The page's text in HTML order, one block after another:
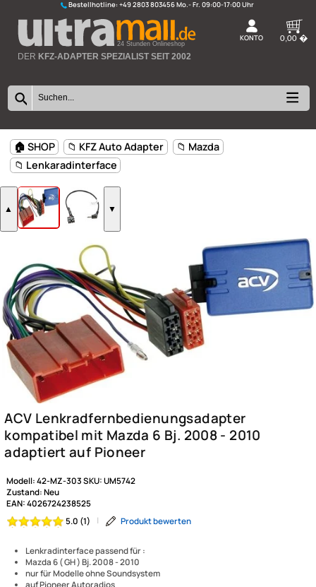
Bestellhotline:+49 2803 803456
24 Stunden Onlineshop
🏠 SHOP 📁 KFZ Auto Adapter
📁 Lenkaradinterface
▲ ▼
Zustand:Neu
EAN:4026724238525
5.0 (1) | Produkt bewerten